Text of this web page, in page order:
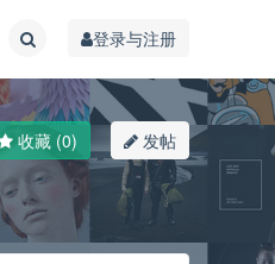
登录与注册
收藏 (0) 发帖